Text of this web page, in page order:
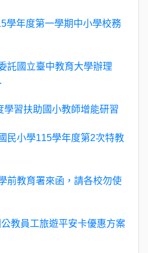
學年度第一學期中小學校務
託國立臺中教育大學辦理
學習扶助國小教師增能研習
民小學115學年度第2次特教
前教育署來函，請各校勿使
教員工旅遊平安卡優惠方案